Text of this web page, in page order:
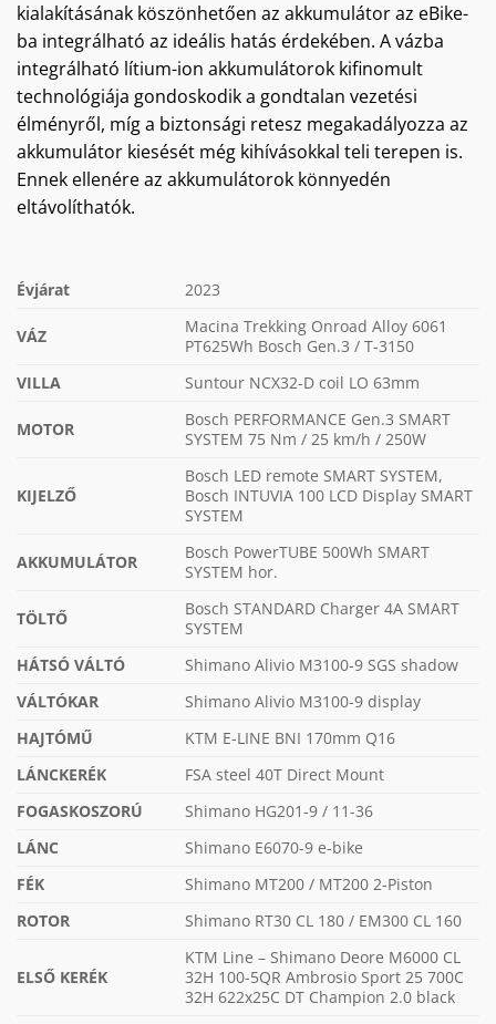
kialakításának köszönhetően az akkumulátor az eBike-
ba integrálható az ideális hatás érdekében. A vázba
integrálható lítium-ion akkumulátorok kifinomult
technológiája gondoskodik a gondtalan vezetési
élményről, míg a biztonsági retesz megakadályozza az
akkumulátor kiesését még kihívásokkal teli terepen is.
Ennek ellenére az akkumulátorok könnyedén
eltávolíthatók.
Évjárat 2023
VÁZ
Macina Trekking Onroad Alloy 6061
PT625Wh Bosch Gen.3 / T-3150
VILLA
Suntour NCX32-D coil LO 63mm
MOTOR
Bosch PERFORMANCE Gen.3 SMART
SYSTEM 75 Nm / 25 km/h / 250W
KIJELZŐ
Bosch LED remote SMART SYSTEM,
Bosch INTUVIA 100 LCD Display SMART
SYSTEM
AKKUMULÁTOR
Bosch PowerTUBE 500Wh SMART
SYSTEM hor.
TÖLTŐ
Bosch STANDARD Charger 4A SMART
SYSTEM
HÁTSÓ VÁLTÓ
Shimano Alivio M3100-9 SGS shadow
VÁLTÓKAR
Shimano Alivio M3100-9 display
HAJTÓMŰ
KTM E-LINE BNI 170mm Q16
LÁNCKERÉK
FSA steel 40T Direct Mount
FOGASKOSZORÚ
Shimano HG201-9 / 11-36
LÁNC
Shimano E6070-9 e-bike
FÉK
Shimano MT200 / MT200 2-Piston
ROTOR
Shimano RT30 CL 180 / EM300 CL 160
ELSŐ KERÉK
KTM Line – Shimano Deore M6000 CL
32H 100-5QR Ambrosio Sport 25 700C
32H 622x25C DT Champion 2.0 black